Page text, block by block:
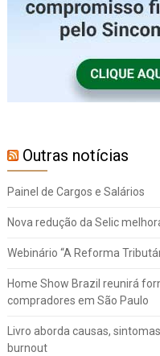
Outras notícias
Painel de Cargos e Salários
Nova redução da Selic
Webinário “A Reforma
Home Show Brazil reunirá
compradores em São Paulo
Livro aborda causas,
burnout